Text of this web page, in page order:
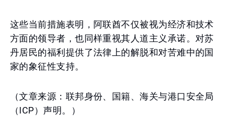
这些当前措施表明，阿联酋不仅被视为经济和技术
方面的领导者，也同样重视其人道主义承诺。对苏
丹居民的福利提供了法律上的解脱和对苦难中的国
家的象征性支持。
（文章来源：联邦身份、国籍、海关与港口安全局
（ICP）声明。）